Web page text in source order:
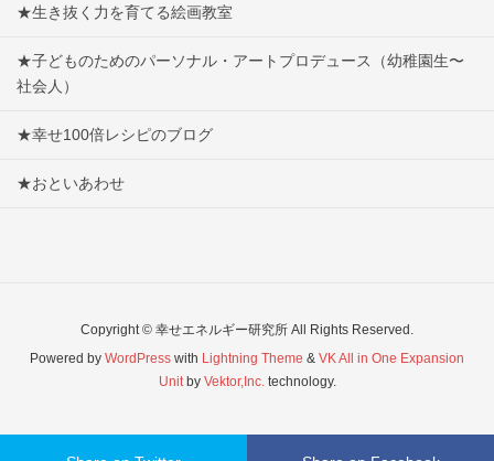
★生き抜く力を育てる絵画教室
★子どものためのパーソナル・アートプロデュース（幼稚園生〜
社会人）
★幸せ100倍レシピのブログ
★おといあわせ
Copyright © 幸せエネルギー研究所 All Rights Reserved.
Powered by WordPress with Lightning Theme & VK All in One Expansion
Unitby Vektor,Inc.technology.